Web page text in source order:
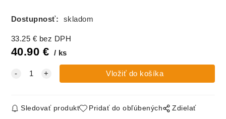
Dostupnosť: skladom
33.25 € bez DPH
40.90 € ks
Sledovať produkt Pridať do obľúbených Zdielať